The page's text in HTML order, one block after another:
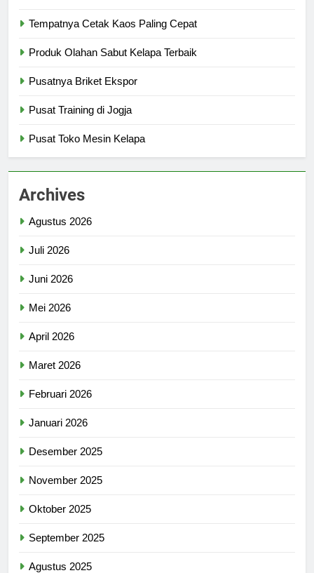
Tempatnya Cetak Kaos Paling Cepat
Produk Olahan Sabut Kelapa Terbaik
Pusatnya Briket Ekspor
Pusat Training di Jogja
Pusat Toko Mesin Kelapa
Archives
Agustus 2026
Juli 2026
Juni 2026
Mei 2026
April 2026
Maret 2026
Februari 2026
Januari 2026
Desember 2025
November 2025
Oktober 2025
September 2025
Agustus 2025